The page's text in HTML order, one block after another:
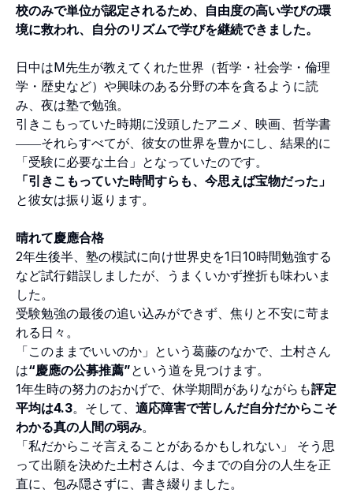
校のみで単位が認定されるため、自由度の高い学びの環
境に救われ、自分のリズムで学びを継続できました。
日中はM先生が教えてくれた世界（哲学・社会学・倫理
学・歴史など）や興味のある分野の本を貪るように読
み、夜は塾で勉強。
引きこもっていた時期に没頭したアニメ、映画、哲学書
――それらすべてが、彼女の世界を豊かにし、結果的に
「受験に必要な土台」となっていたのです。
「引きこもっていた時間すらも、今思えば宝物だった」
と彼女は振り返ります。
晴れて慶應合格
2年生後半、塾の模試に向け世界史を1日10時間勉強する
など試行錯誤しましたが、うまくいかず挫折も味わいま
した。
受験勉強の最後の追い込みができず、焦りと不安に苛ま
れる日々。
「このままでいいのか」という葛藤のなかで、土村さん
は“慶應の公募推薦”という道を見つけます。
1年生時の努力のおかげで、休学期間がありながらも評定
平均は4.3。そして、 適応障害で苦しんだ自分だからこそ
わかる真の人間の弱み。
「私だからこそ言えることがあるかもしれない」 そう思
って出願を決めた土村さんは、今までの自分の人生を正
直に、包み隠さずに、書き綴りました。